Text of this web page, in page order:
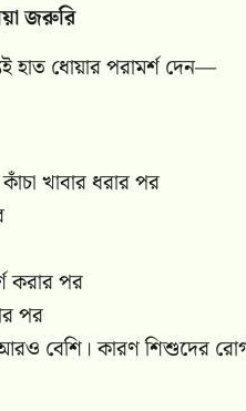
জরুরি
হাত ধোয়ার পরামর্শ দেন—
খাবার ধরার পর
করার পর
পর
বেশি। কারণ শিশুদের